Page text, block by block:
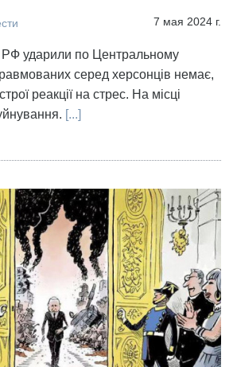
7 мая 2024 г.
РФ ударили по Центральному
серед херсонців немає,
реакції на стрес. На місці
[...]